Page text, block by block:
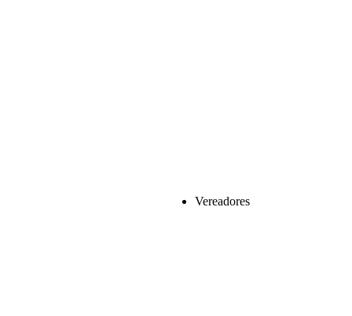
Vereadores